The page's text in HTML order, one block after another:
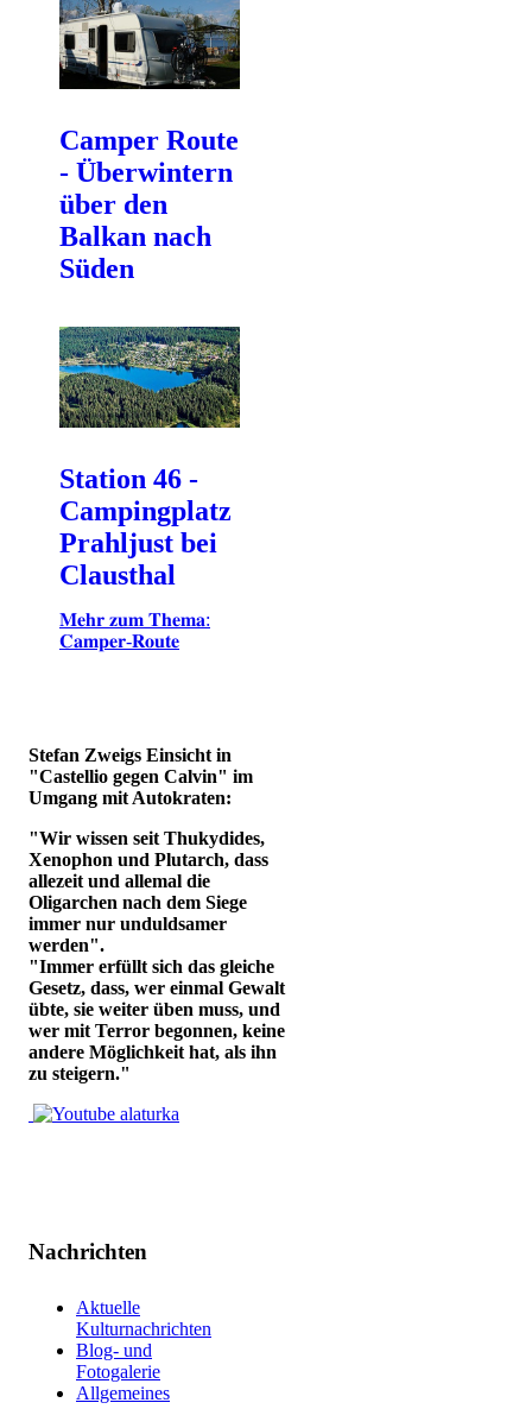
Camper Route
- Überwintern
über den
Balkan nach
Süden
Station 46 -
Campingplatz
Prahljust bei
Clausthal
𝐌𝐞𝐡𝐫 𝐳𝐮𝐦 𝐓𝐡𝐞𝐦𝐚:
𝐂𝐚𝐦𝐩𝐞𝐫-𝐑𝐨𝐮𝐭𝐞
Stefan Zweigs Einsicht in
"Castellio gegen Calvin" im
Umgang mit Autokraten:
"Wir wissen seit Thukydides,
Xenophon und Plutarch, dass
allezeit und allemal die
Oligarchen nach dem Siege
immer nur unduldsamer
werden".
"Immer erfüllt sich das gleiche
Gesetz, dass, wer einmal Gewalt
übte, sie weiter üben muss, und
wer mit Terror begonnen, keine
andere Möglichkeit hat, als ihn
zu steigern."
Nachrichten
Aktuelle
Kulturnachrichten
Blog- und
Fotogalerie
Allgemeines